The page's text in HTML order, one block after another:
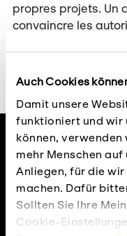
Auch Cookies
Damit unsere
funktioniert und wir
können,
mehr Menschen
Anliegen, für die
machen. Dafür
Sollten Sie Ihre
Cookie-
propres projets. Un
convaincre les